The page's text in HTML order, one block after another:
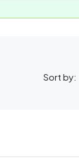
Sort by: